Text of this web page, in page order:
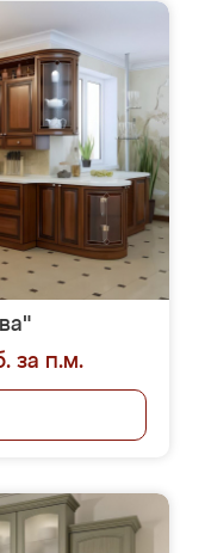
за п.м.